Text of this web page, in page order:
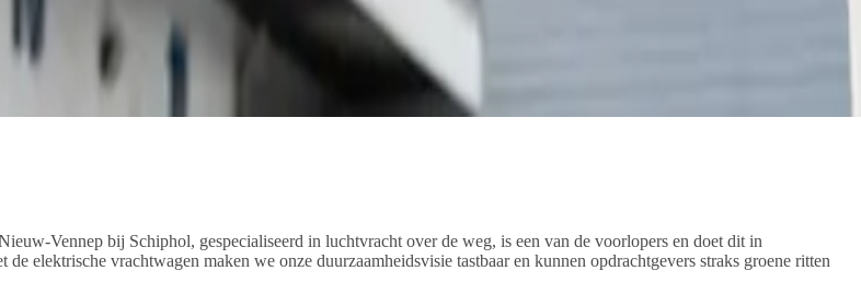
Vennep bij Schiphol, gespecialiseerd in luchtvracht over de weg, is een van de voorlopers en doet dit in
elektrische vrachtwagen maken we onze duurzaamheidsvisie tastbaar en kunnen opdrachtgevers straks groene ritten